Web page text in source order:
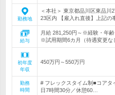
勤務地
＜本社＞ 東京都品川区東品川
23区内 【雇入れ直後】上記の
給与
月給 281,250円～※経験・年
※試用期間6カ月（待遇変更な
初年度
年収
450万円～550万円
勤務
時間
# フレックスタイム制■コアタ
日7時間30分／休憩60…